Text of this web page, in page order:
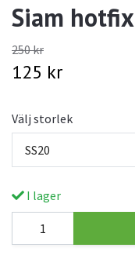
Siam hotfix
250 kr
125 kr
Välj storlek
SS20
I lager